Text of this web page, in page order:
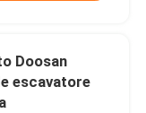
Doosan
escavatore